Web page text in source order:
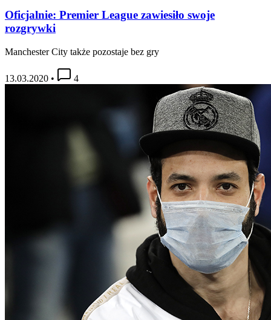
Oficjalnie: Premier League zawiesiło swoje
rozgrywki
Manchester City także pozostaje bez gry
13.03.2020 • 4